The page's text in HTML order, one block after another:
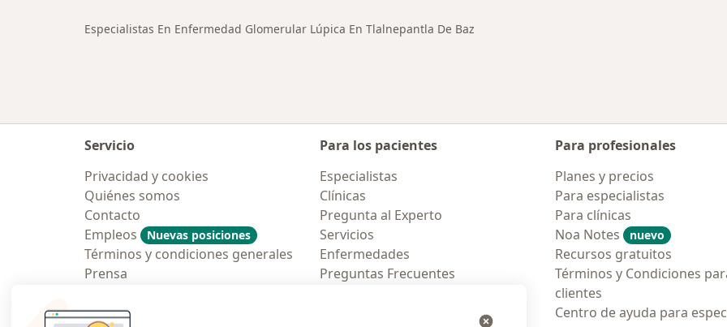
Especialistas En Enfermedad Glomerular Lúpica En Tlalnepantla De Baz
Servicio
Privacidad y cookies
Quiénes somos
Contacto
Empleos
Nuevas posiciones
Términos y condiciones generales
Prensa
Para los pacientes
Especialistas
Clínicas
Pregunta al Experto
Servicios
Enfermedades
Preguntas Frecuentes
Para profesionales
Planes y precios
Para especialistas
Para clínicas
Noa Notes
nuevo
Recursos gratuitos
Términos y Condiciones
clientes
Centro de ayuda para